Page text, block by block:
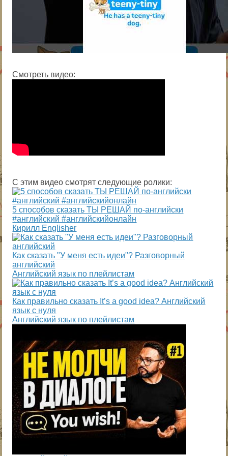
Смотреть видео:
С этим видео смотрят следующие ролики:
5 способов сказать ТЫ РЕШАЙ по-английски
#английский #английскийонлайн
Кирилл Englisher
Как сказать "У меня есть идеи"? Разговорный
английский
Английский язык по плейлистам
Как правильно сказать It’s a good idea? Английский
язык с нуля
Английский язык по плейлистам